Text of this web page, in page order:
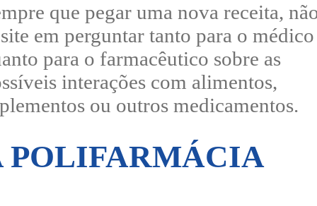
que pegar uma nova receita,
em perguntar tanto para o médico
para o farmacêutico sobre as
interações com alimentos,
ou outros medicamentos.
POLIFARMÁCIA